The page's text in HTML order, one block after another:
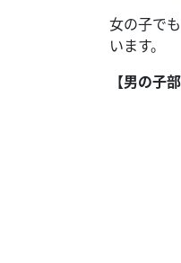
女の子で
います。
【男の子部